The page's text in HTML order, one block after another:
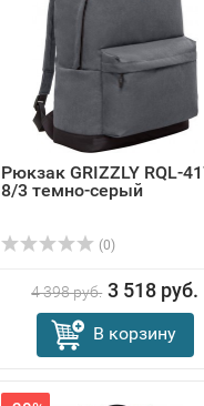
Рюкзак GRIZZLY RQL-
8/3 темно-серый
(0)
4 398 руб. 3 518 руб.
В корзину